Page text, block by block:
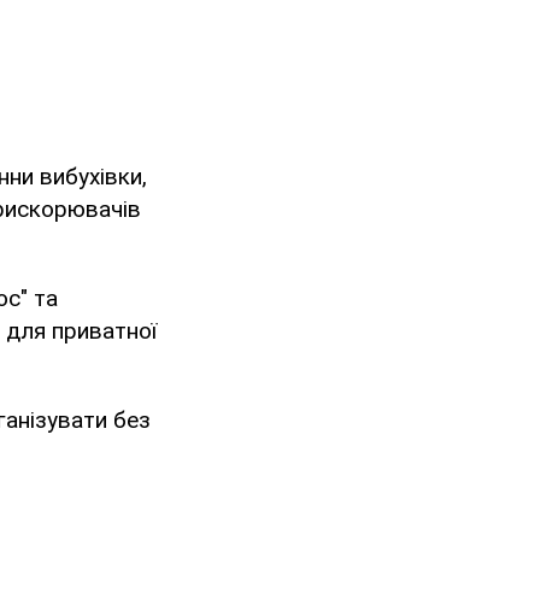
вибухівки,
та
приватної
без